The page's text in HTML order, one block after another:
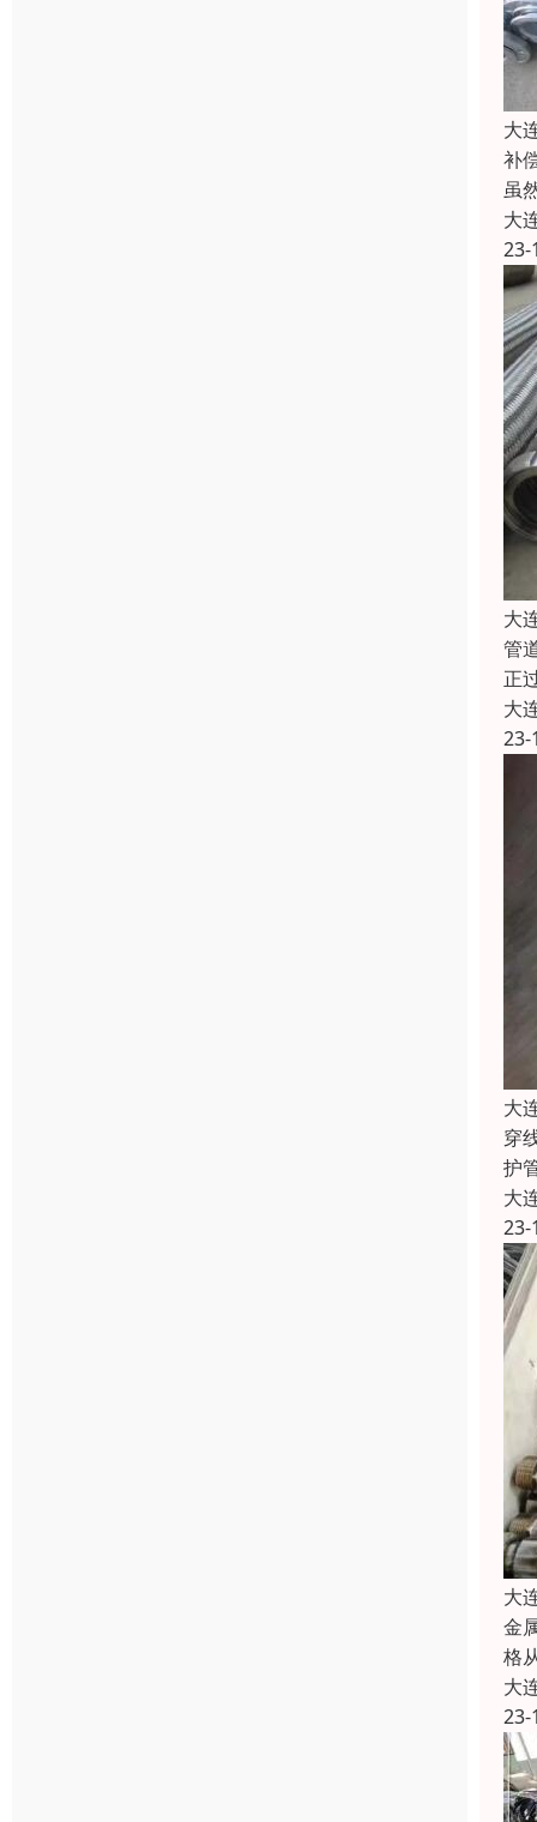
大
补
虽
大
23-
大
管
正
大
23-
大
穿
护
大
23-
大
金
格
大
23-